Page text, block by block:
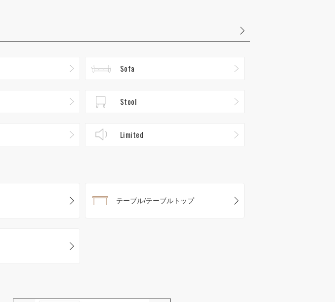
Sofa
Stool
Limited
テーブル/テーブルトップ